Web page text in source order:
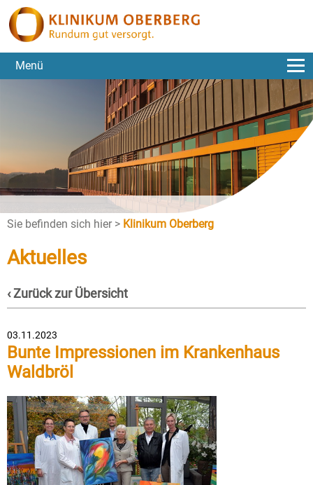
Menü
Sie befinden sich hier > Klinikum Oberberg
Aktuelles
‹ Zurück zur Übersicht
03.11.2023
Bunte Impressionen im Krankenhaus
Waldbröl